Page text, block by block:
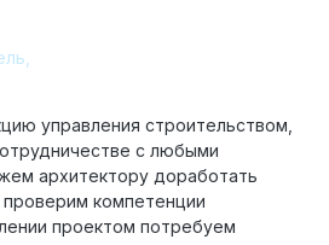
управления строительством,
с любыми
архитектору доработать
компетенции
проектом потребуем